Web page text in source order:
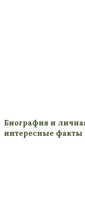
Биография и
интересные факты